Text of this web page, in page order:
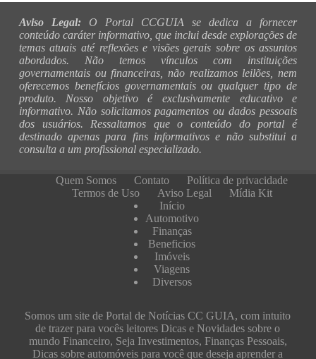
Aviso Legal: O Portal CCGUIA se dedica a fornecer
conteúdo caráter informativo, que inclui desde explorações de
temas atuais até reflexões e visões gerais sobre os assuntos
abordados. Não temos vínculos com instituições
governamentais ou financeiras, não realizamos leilões, nem
oferecemos benefícios governamentais ou qualquer tipo de
produto. Nosso objetivo é exclusivamente educativo e
informativo. Não solicitamos pagamentos ou dados pessoais
dos usuários. Ressaltamos que o conteúdo do portal é
destinado apenas para fins informativos e não substitui a
consulta a um profissional especializado.
Quem Somos Contato
Política de privacidade
Termos de Uso
Aviso Legal
Mídia Kit
Início
Automotivo
Finanças
Beneficios
Imóveis
Viagens
Diversos
Somos um site de Portal de Notícias CC GUIA, com intuito
de trazer para vocês leitores Dicas e Novidades sobre o
mundo Financeiro, Seja Investimentos, Finanças Pessoais,
Dicas sobre automóveis para você que deseja aprender a